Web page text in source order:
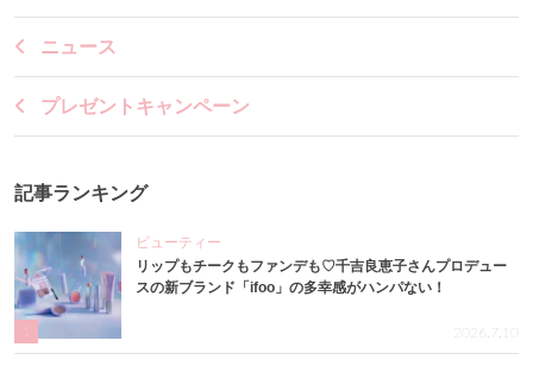
ニュース
プレゼントキャンペーン
記事ランキング
ビューティー
リップもチークもファンデも♡千吉良恵子さんプロデュー
スの新ブランド「ifoo」の多幸感がハンパない！
2026.7.10